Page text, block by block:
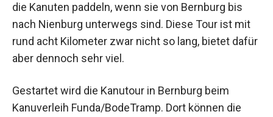
die Kanuten paddeln, wenn sie von Bernburg bis
nach Nienburg unterwegs sind. Diese Tour ist mit
rund acht Kilometer zwar nicht so lang, bietet dafür
aber dennoch sehr viel.
Gestartet wird die Kanutour in Bernburg beim
Kanuverleih Funda/BodeTramp. Dort können die